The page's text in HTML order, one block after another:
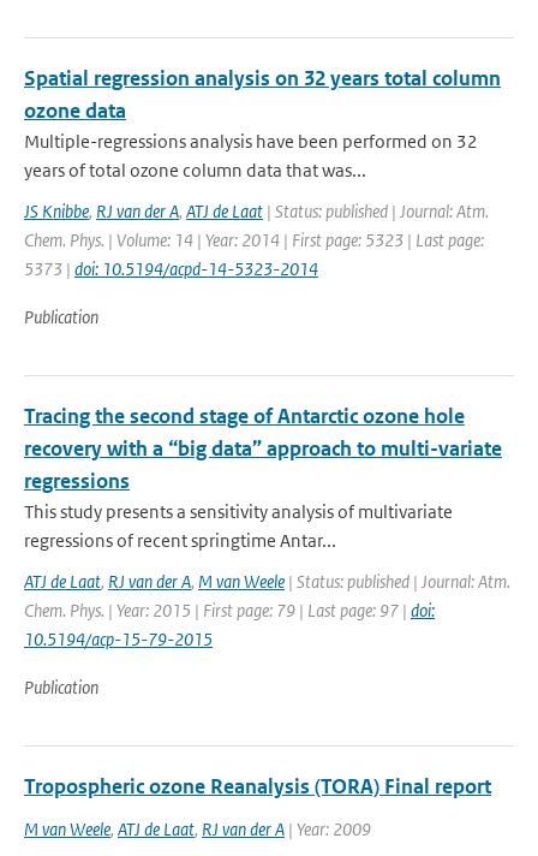
Spatial regression analysis on 32 years total column
ozone data
Multiple-regressions analysis have been performed on 32
years of total ozone column data that was...
JS Knibbe, RJ van der A, ATJ de Laat | Status: published | Journal: Atm.
Chem. Phys. | Volume: 14 | Year: 2014 | First page: 5323 | Last page:
5373 | doi: 10.5194/acpd-14-5323-2014
Publication
Tracing the second stage of Antarctic ozone hole
recovery with a “big data” approach to multi-variate
regressions
This study presents a sensitivity analysis of multivariate
regressions of recent springtime Antar...
ATJ de Laat, RJ van der A, M van Weele | Status: published | Journal: Atm.
Chem. Phys. | Year: 2015 | First page: 79 | Last page: 97 | doi:
10.5194/acp-15-79-2015
Publication
Tropospheric ozone Reanalysis (TORA) Final report
M van Weele, ATJ de Laat, RJ van der A | Year: 2009